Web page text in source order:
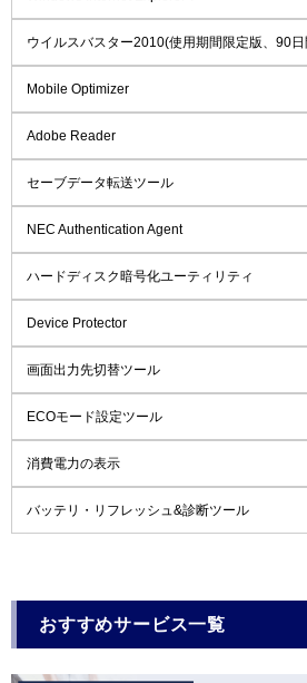
ウイルスバスター2010(使用期間限定版、90
Mobile Optimizer
Adobe Reader
セーブデータ転送ツール
NEC Authentication Agent
ハードディスク暗号化ユーティリティ
Device Protector
画面出力先切替ツール
ECOモード設定ツール
消費電力の表示
バッテリ・リフレッシュ&診断ツール
おすすめサービス一覧